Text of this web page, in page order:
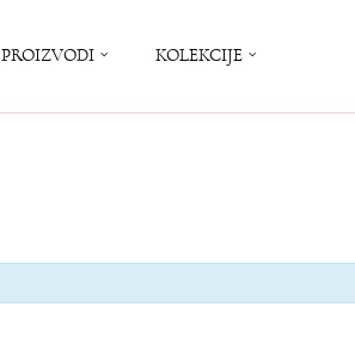
PROIZVODI KOLEKCIJE